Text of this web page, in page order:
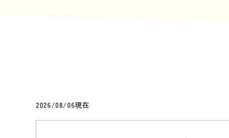
2026/08/06現在